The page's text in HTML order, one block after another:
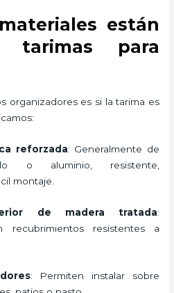
están
tarimas para
organizadores es si la tarima es
reforzada: Generalmente de
o aluminio, resistente,
montaje.
de madera tratada:
recubrimientos resistentes a
: Permiten instalar sobre